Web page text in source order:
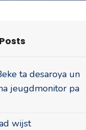
ta desaroya un
jeugdmonitor pa
wijst